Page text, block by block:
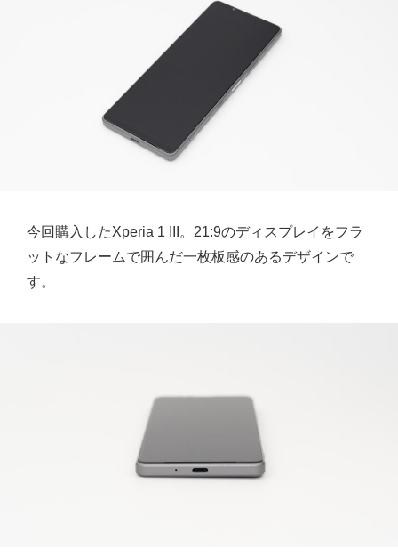
今回購入したXperia 1 III。21:9のディスプレイをフラ
ットなフレームで囲んだ一枚板感のあるデザインで
す。